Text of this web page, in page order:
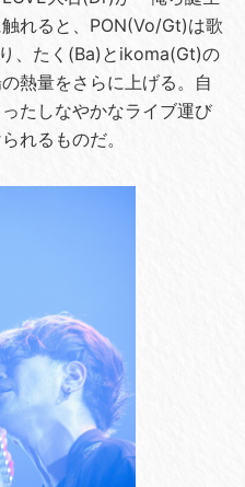
れると、PON(Vo/Gt)は歌
、たく(Ba)とikoma(Gt)の
熱量をさらに上げる。自
たしなやかなライブ運び
れるものだ。